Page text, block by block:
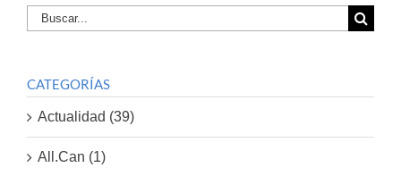
Buscar
por:
CATEGORÍAS
Actualidad (39)
All.Can (1)